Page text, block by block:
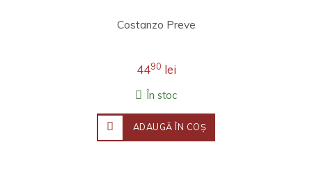
Costanzo Preve
4490 lei
În stoc
ADAUGĂ ÎN COŞ